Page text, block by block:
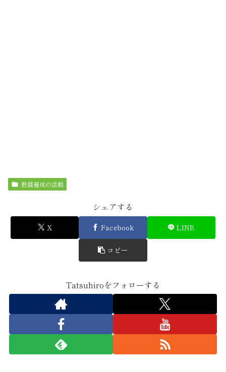
教員養成の活動
シェアする
X Facebook LINE
コピー
Tatsuhiroをフォローする